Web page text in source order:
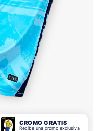
CROMO GRATIS
Recibe una cromo exclusiva